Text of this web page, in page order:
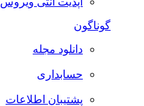
گوناگون
دانلود مجله
حسابداری
پشتیبان اطلاعات